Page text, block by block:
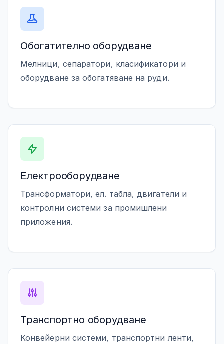
Обогатително оборудване
Мелници, сепаратори, класификатори и
оборудване за обогатяване на руди.
Електрооборудване
Трансформатори, ел. табла, двигатели и
контролни системи за промишлени
приложения.
Транспортно оборудване
Конвейерни системи, транспортни ленти,